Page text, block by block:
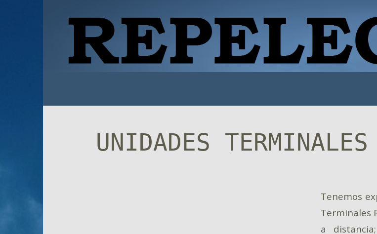
UNIDADES
Tenemos
Terminales
a